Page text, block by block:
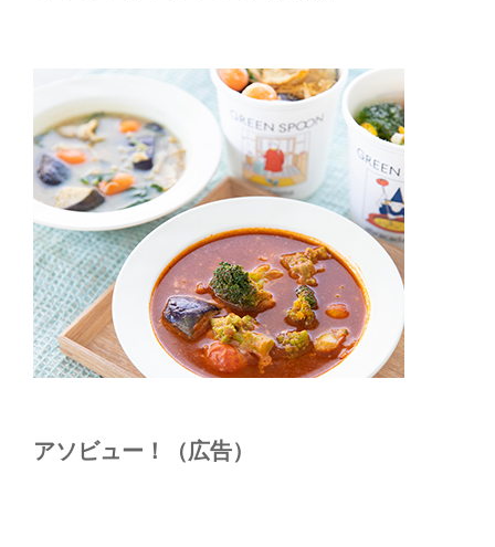
アソビュー！（広告）